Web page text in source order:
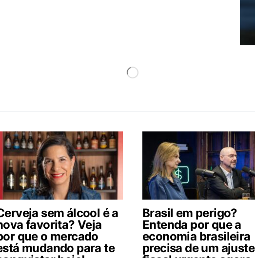
sem álcool é a
favorita? Veja
que o mercado
mudando para te
Brasil em perigo?
Entenda por que a
economia brasileira
precisa de um ajuste